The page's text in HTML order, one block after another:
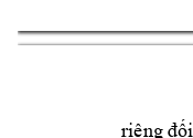
riêng đối